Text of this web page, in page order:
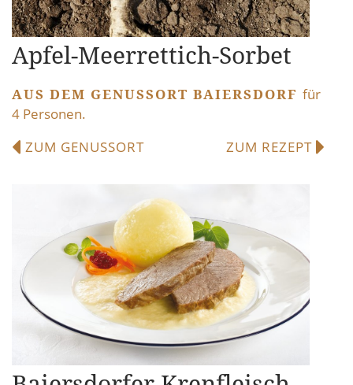
Apfel-Meerrettich-Sorbet
AUS DEM GENUSSORT BAIERSDORF für
4 Personen.
ZUM GENUSSORT
ZUM REZEPT